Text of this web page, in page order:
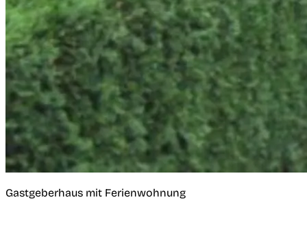
Gastgeberhaus mit Ferienwohnung